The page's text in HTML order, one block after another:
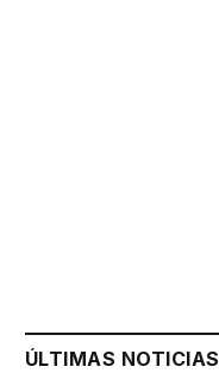
ÚLTIMAS NOTICIAS